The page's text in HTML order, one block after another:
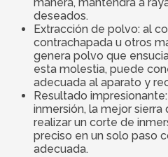
manera, mantendrá a
deseados.
Extracción de polvo: al
contrachapada u otros
genera polvo que
esta molestia, puede
adecuada al aparato y
Resultado
inmersión, la mejor sierra
realizar un corte de
preciso en un solo paso
adecuada.